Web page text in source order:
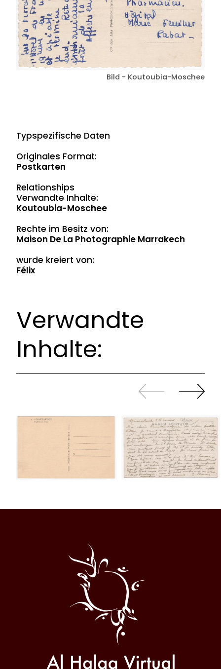
Bild - Koutoubia-Moschee
Typspezifische Daten
Originales Format:
Postkarten
Relationships
Verwandte Inhalte:
Koutoubia-Moschee
Rechte im Besitz von:
Maison De La Photographie Marrakech
wurde kreiert von:
Félix
Verwandte
Inhalte:
Zurück
sliden
Weiter
sliden
Halqa